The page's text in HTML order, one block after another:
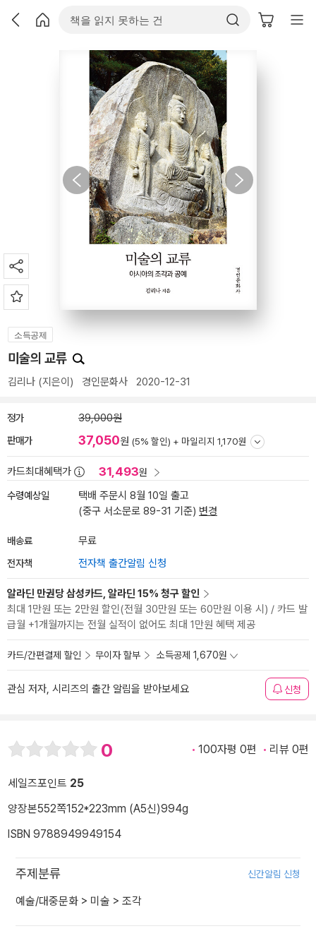
소득공제
미술의 교류
김리나 (지은이) 경인문화사 2020-12-31
정가 39,000원
판매가 37,050원 (5% 할인) + 마일리지 1,170원
카드최대혜택가 31,493원
수령예상일
택배 주문시 8월 10일 출고
(중구 서소문로 89-31 기준) 변경
배송료 무료
전자책 전자책 출간알림 신청
알라딘 만권당 삼성카드, 알라딘 15% 청구 할인
최대 1만원 또는 2만원 할인(전월 30만원 또는 60만원 이용 시) / 카드 발
급월 +1개월까지는 전월 실적이 없어도 최대 1만원 혜택 제공
카드/간편결제 할인 무이자 할부 소득공제 1,670원
관심 저자, 시리즈의 출간 알림을 받아보세요 신청
0 100자평 0편 리뷰 0편
세일즈포인트 25
양장본552쪽152*223mm (A5신)994g
ISBN 9788949949154
주제분류 신간알림 신청
예술/대중문화 > 미술 > 조각